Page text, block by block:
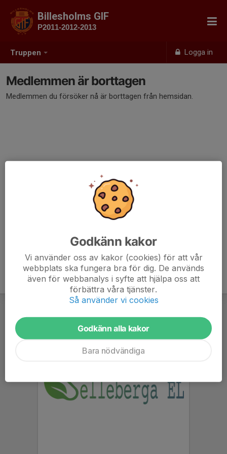
Truppen Logga in
Billesholms GIF
P2011-2012-2013
Medlemmen är borttagen
Medlemmen du försöker nå är borttagen från hemsidan.
Godkänn kakor
Vi använder oss av kakor (cookies) för att vår
webbplats ska fungera bra för dig. De används
även för webbanalys i syfte att hjälpa oss att
förbättra våra tjänster.
Så använder vi cookies
Godkänn alla kakor
Bara nödvändiga